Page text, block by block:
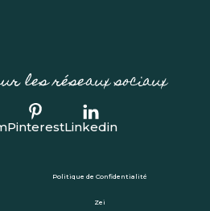
les réseaux sociaux
PinterestLinkedin
Politique de Confidentialité
Zei